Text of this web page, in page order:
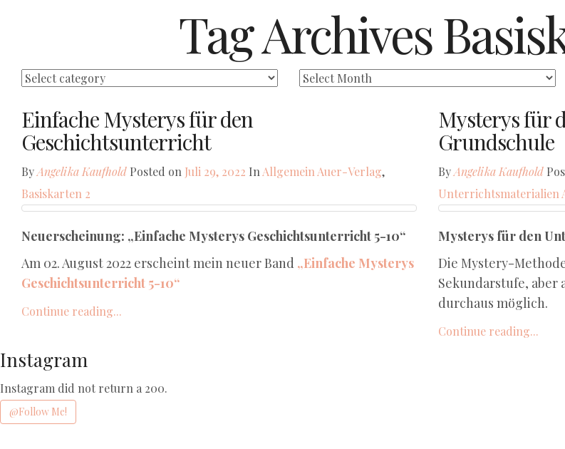
Tag Archives
Einfache Mysterys für den
Geschichtsunterricht
ByAngelika Kaufhold Posted on Juli 29, 2022 In Allgemein Auer-Verlag,
Basiskarten 2
Neuerscheinung: „Einfache Mysterys Geschichtsunterricht 5-10“
Am 02. August 2022 erscheint mein neuer Band „Einfache Mysterys
Geschichtsunterricht 5-10“
Continue reading...
Mysterys für
Grundschule
ByAngelika Kaufhold
Unterrichtsmaterialien
Mysterys für den
Die Mystery-
Sekundarstufe, aber
durchaus möglich.
Continue reading...
Instagram
Instagram did not return a 200.
@Follow Me!